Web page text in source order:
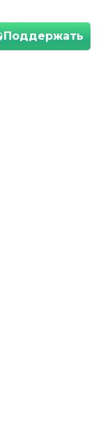
Поддержать